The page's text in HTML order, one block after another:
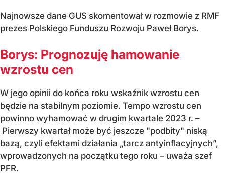
Najnowsze dane GUS skomentował w rozmowie z RMF
prezes Polskiego Funduszu Rozwoju Paweł Borys.
Borys: Prognozuję hamowanie
wzrostu cen
W jego opinii do końca roku wskaźnik wzrostu cen
będzie na stabilnym poziomie. Tempo wzrostu cen
powinno wyhamować w drugim kwartale 2023 r. –
Pierwszy kwartał może być jeszcze "podbity" niską
bazą, czyli efektami działania „tarcz antyinflacyjnych”,
wprowadzonych na początku tego roku – uważa szef
PFR.